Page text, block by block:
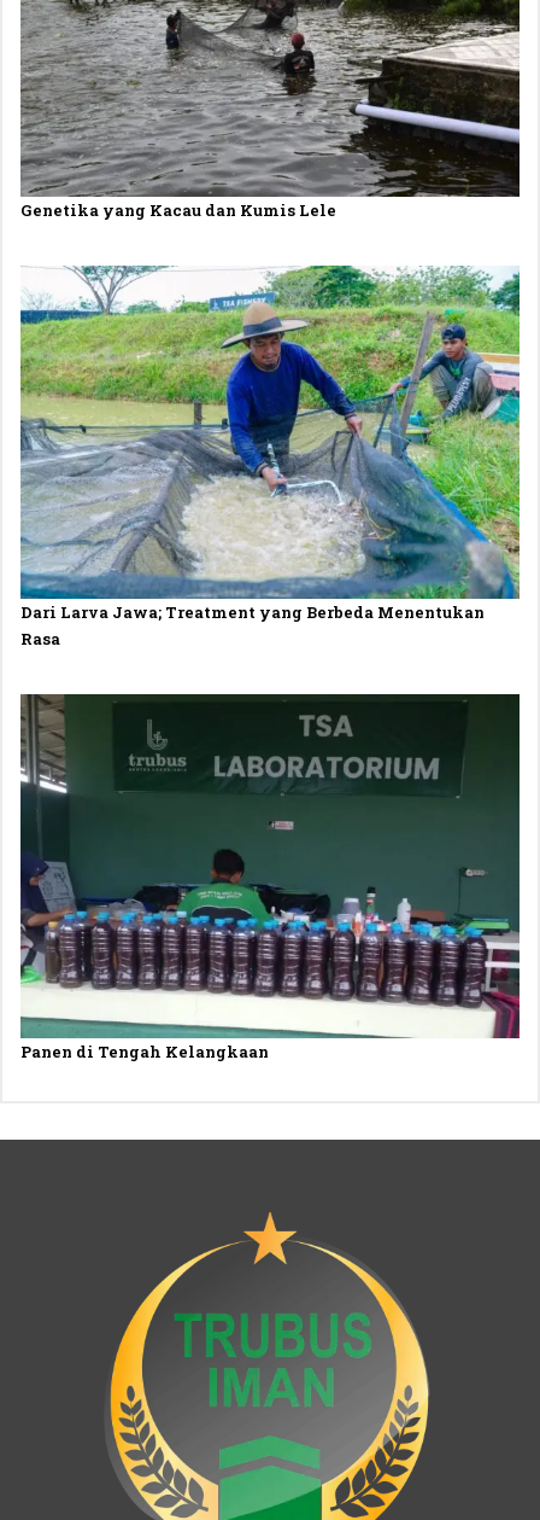
Genetika yang Kacau dan Kumis Lele
Dari Larva Jawa; Treatment yang Berbeda Menentukan
Rasa
Panen di Tengah Kelangkaan